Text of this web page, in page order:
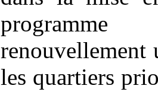
renouvellement
les quartiers